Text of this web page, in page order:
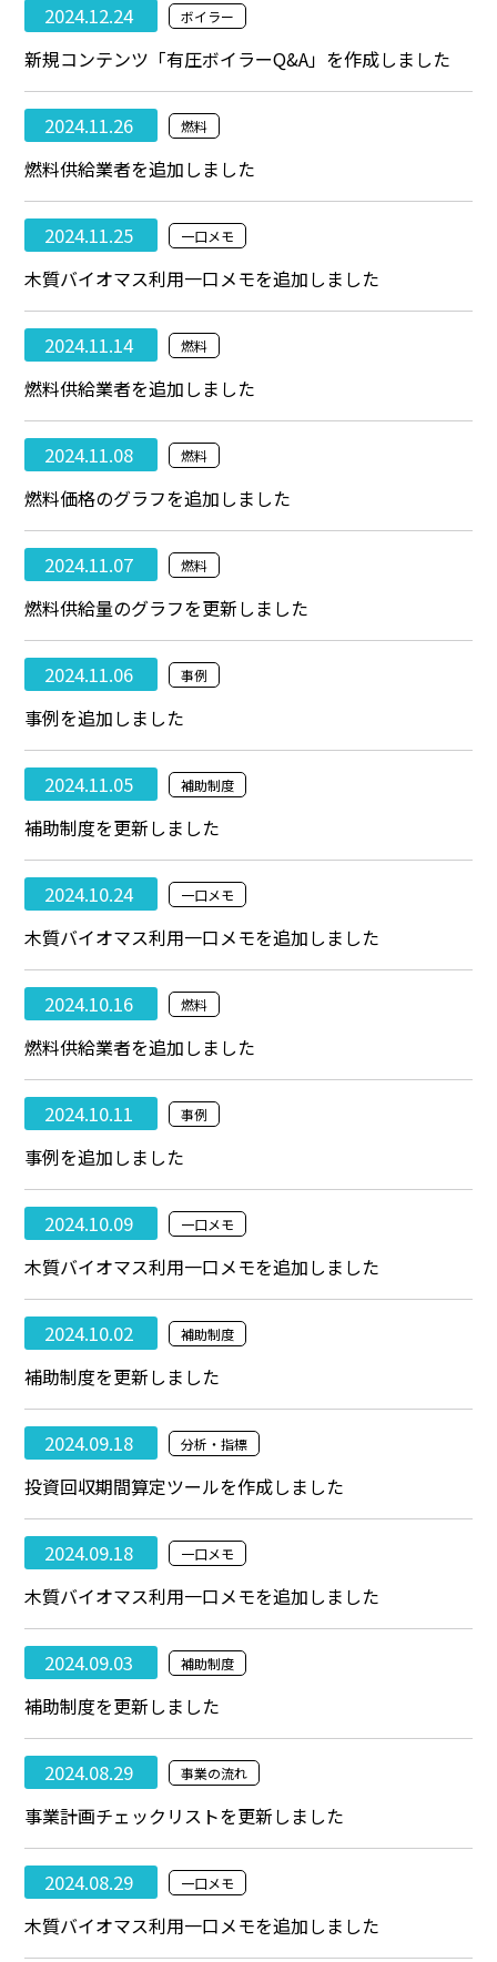
2024.12.24 ボイラー
新規コンテンツ「有圧ボイラーQ&A」を作成しました
2024.11.26 燃料
燃料供給業者を追加しました
2024.11.25 一口メモ
木質バイオマス利用一口メモを追加しました
2024.11.14 燃料
燃料供給業者を追加しました
2024.11.08 燃料
燃料価格のグラフを追加しました
2024.11.07 燃料
燃料供給量のグラフを更新しました
2024.11.06 事例
事例を追加しました
2024.11.05 補助制度
補助制度を更新しました
2024.10.24 一口メモ
木質バイオマス利用一口メモを追加しました
2024.10.16 燃料
燃料供給業者を追加しました
2024.10.11 事例
事例を追加しました
2024.10.09 一口メモ
木質バイオマス利用一口メモを追加しました
2024.10.02 補助制度
補助制度を更新しました
2024.09.18 分析・指標
投資回収期間算定ツールを作成しました
2024.09.18 一口メモ
木質バイオマス利用一口メモを追加しました
2024.09.03 補助制度
補助制度を更新しました
2024.08.29 事業の流れ
事業計画チェックリストを更新しました
2024.08.29 一口メモ
木質バイオマス利用一口メモを追加しました